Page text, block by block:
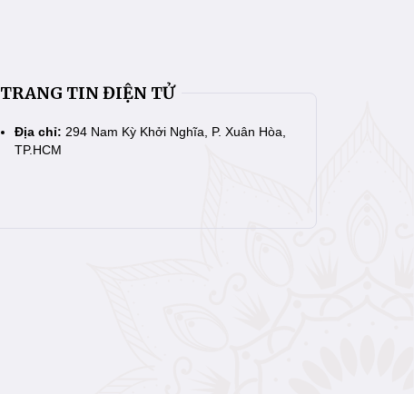
TRANG TIN ĐIỆN TỬ
Địa chỉ: 294 Nam Kỳ Khởi Nghĩa, P. Xuân Hòa,
TP.HCM